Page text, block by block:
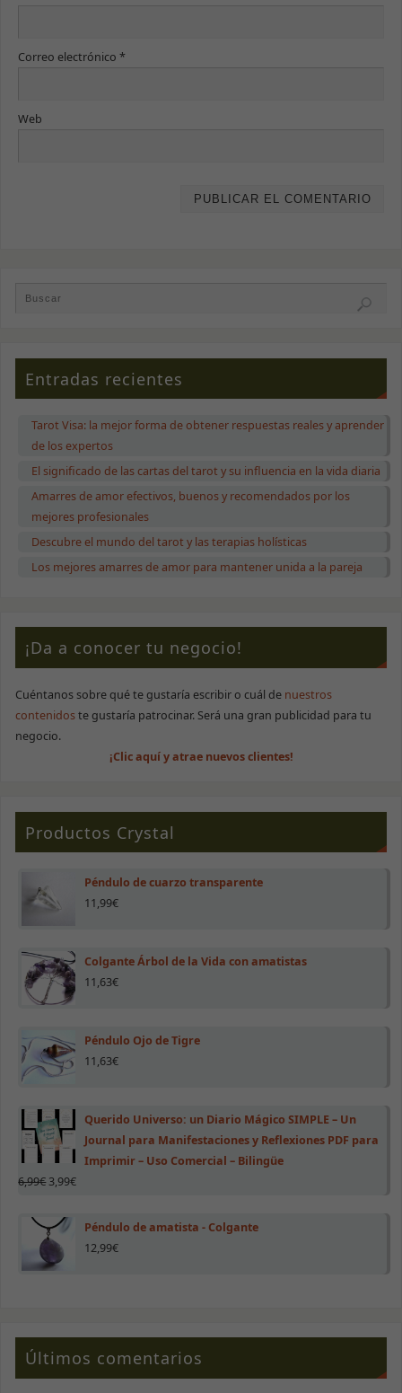
Correo electrónico *
Web
Entradas recientes
Tarot Visa: la mejor forma de obtener respuestas reales y aprender
de los expertos
El significado de las cartas del tarot y su influencia en la vida diaria
Amarres de amor efectivos, buenos y recomendados por los
mejores profesionales
Descubre el mundo del tarot y las terapias holísticas
Los mejores amarres de amor para mantener unida a la pareja
¡Da a conocer tu negocio!
Cuéntanos sobre qué te gustaría escribir o cuál de nuestros
contenidoste gustaría patrocinar. Será una gran publicidad para tu
negocio.
¡Clic aquí y atrae nuevos clientes!
Productos Crystal
Péndulo de cuarzo transparente
11,99€
Colgante Árbol de la Vida con amatistas
11,63€
Péndulo Ojo de Tigre
11,63€
Querido Universo: un Diario Mágico SIMPLE – Un
Journal para Manifestaciones y Reflexiones PDF para
Imprimir – Uso Comercial – Bilingüe
6,99€ 3,99€
Péndulo de amatista - Colgante
12,99€
Últimos comentarios
Estas cookies
para que la
funcionalidad
nuestra web
funcione lo
mejor posible
durante tu
algunas
comportamiento